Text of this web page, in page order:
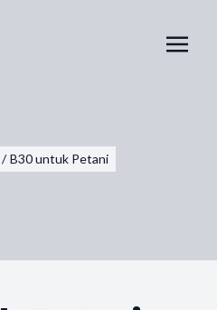
/ B30 untuk Petani